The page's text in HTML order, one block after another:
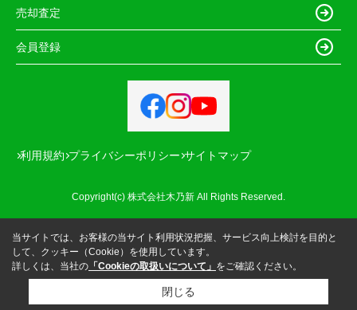
売却査定
会員登録
利用規約 プライバシーポリシー サイトマップ
Copyright(c) 株式会社木乃新 All Rights Reserved.
当サイトでは、お客様の当サイト利用状況把握、サービス向上検討を目的と
して、クッキー（Cookie）を使用しています。
詳しくは、当社の 「Cookieの取扱いについて」 をご確認ください。
閉じる